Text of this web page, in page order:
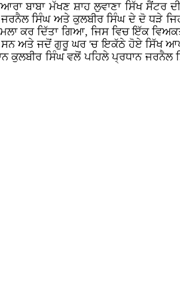
ਬਾਬਾ ਮੱਖਣ ਸ਼ਾਹ ਲੁਵਾਣਾ ਸਿੱਖ ਸੈਂਟਰ
ਸਿੰਘ ਅਤੇ ਕੁਲਬੀਰ ਸਿੰਘ ਦੇ ਦੋ ਧੜੇ
ਕਰ ਦਿੱਤਾ ਗਿਆ, ਜਿਸ ਵਿਚ ਇੱਕ
ਅਤੇ ਜਦੋਂ ਗੁਰੂ ਘਰ 'ਚ ਇਕੱਠੇ ਹੋਏ ਸਿੱਖ
ਸਿੰਘ ਵਲੋਂ ਪਹਿਲੇ ਪ੍ਰਧਾਨ ਜਰਨੈਲ